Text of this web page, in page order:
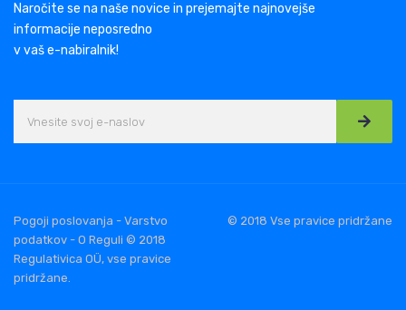
Naročite se na naše novice in prejemajte najnovejše
informacije neposredno
v vaš e-nabiralnik!
Pogoji poslovanja - Varstvo
podatkov - O Reguli © 2018
Regulativica OÜ, vse pravice
pridržane.
© 2018 Vse pravice pridržane